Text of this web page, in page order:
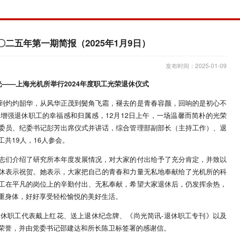
二五年第一期简报（2025年1月9日）
发布时间：2025-01-09
——上海光机所举行2024年度职工光荣退休仪式
灼灼韶华，从风华正茂到鬓角飞霜，褪去的是青春容颜，回响的是初心不
强退休职工的幸福感和归属感，12月12日上午，一场温馨而简朴的光荣
员、纪委书记彭芳出席仪式并讲话，综合管理部副部长（主持工作）、退
19人，16人参会。
们介绍了研究所本年度发展情况，对大家的付出给予了充分肯定，并致以
表示祝贺。她表示，大家把自己的青春和力量无私地奉献给了光机所的科
平凡的岗位上的辛勤付出、无私奉献，希望大家退休后，仍发挥余热，
体，好好享受轻松愉悦的美好生活。
职工代表戴上红花、送上退休纪念牌、《尚光简讯-退休职工专刊》以及
，并由党委书记邵建达和所长陈卫标签署的感谢信。